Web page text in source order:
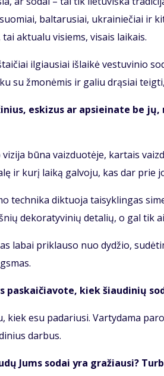
bal­ta­ru­siai, uk­rai­nie­čiai ir
ak­tu­a­lu vi­siems, vi­sais lai­kais.
il­giau­siai iš­lai­kė ves­tu­vi­nio
su žmo­nė­mis ir ga­liu drą­siai
es­ki­zus ar ap­si­ei­na­te be
vi­zi­ja bū­na vaiz­duo­tė­je, kar­tais
ir ku­rį lai­ką gal­vo­ju, kas dar prie
tech­ni­ka dik­tuo­ja tai­syk­lin­gas
de­ko­ra­ty­vi­nių de­ta­lių, o gal tik
la­bai pri­klau­so nuo dy­džio,
pa­skai­čia­vo­te, kiek šiau­di­nių
kiek esu pa­da­riu­si. Var­ty­da­ma
dar­bus.
Jums so­dai yra gra­žiau­si?